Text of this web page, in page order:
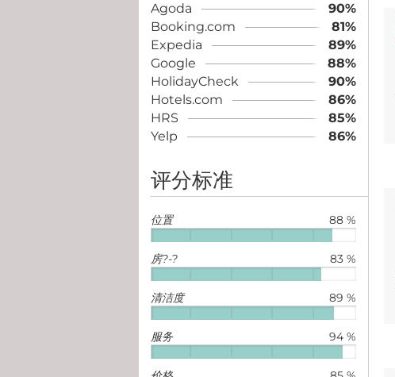
Agoda
90%
Booking.com
81%
Expedia
89%
Google
88%
HolidayCheck
90%
Hotels.com
86%
HRS
85%
Yelp
86%
评分标准
88 %
位置
83 %
房?-?
89 %
清洁度
94 %
服务